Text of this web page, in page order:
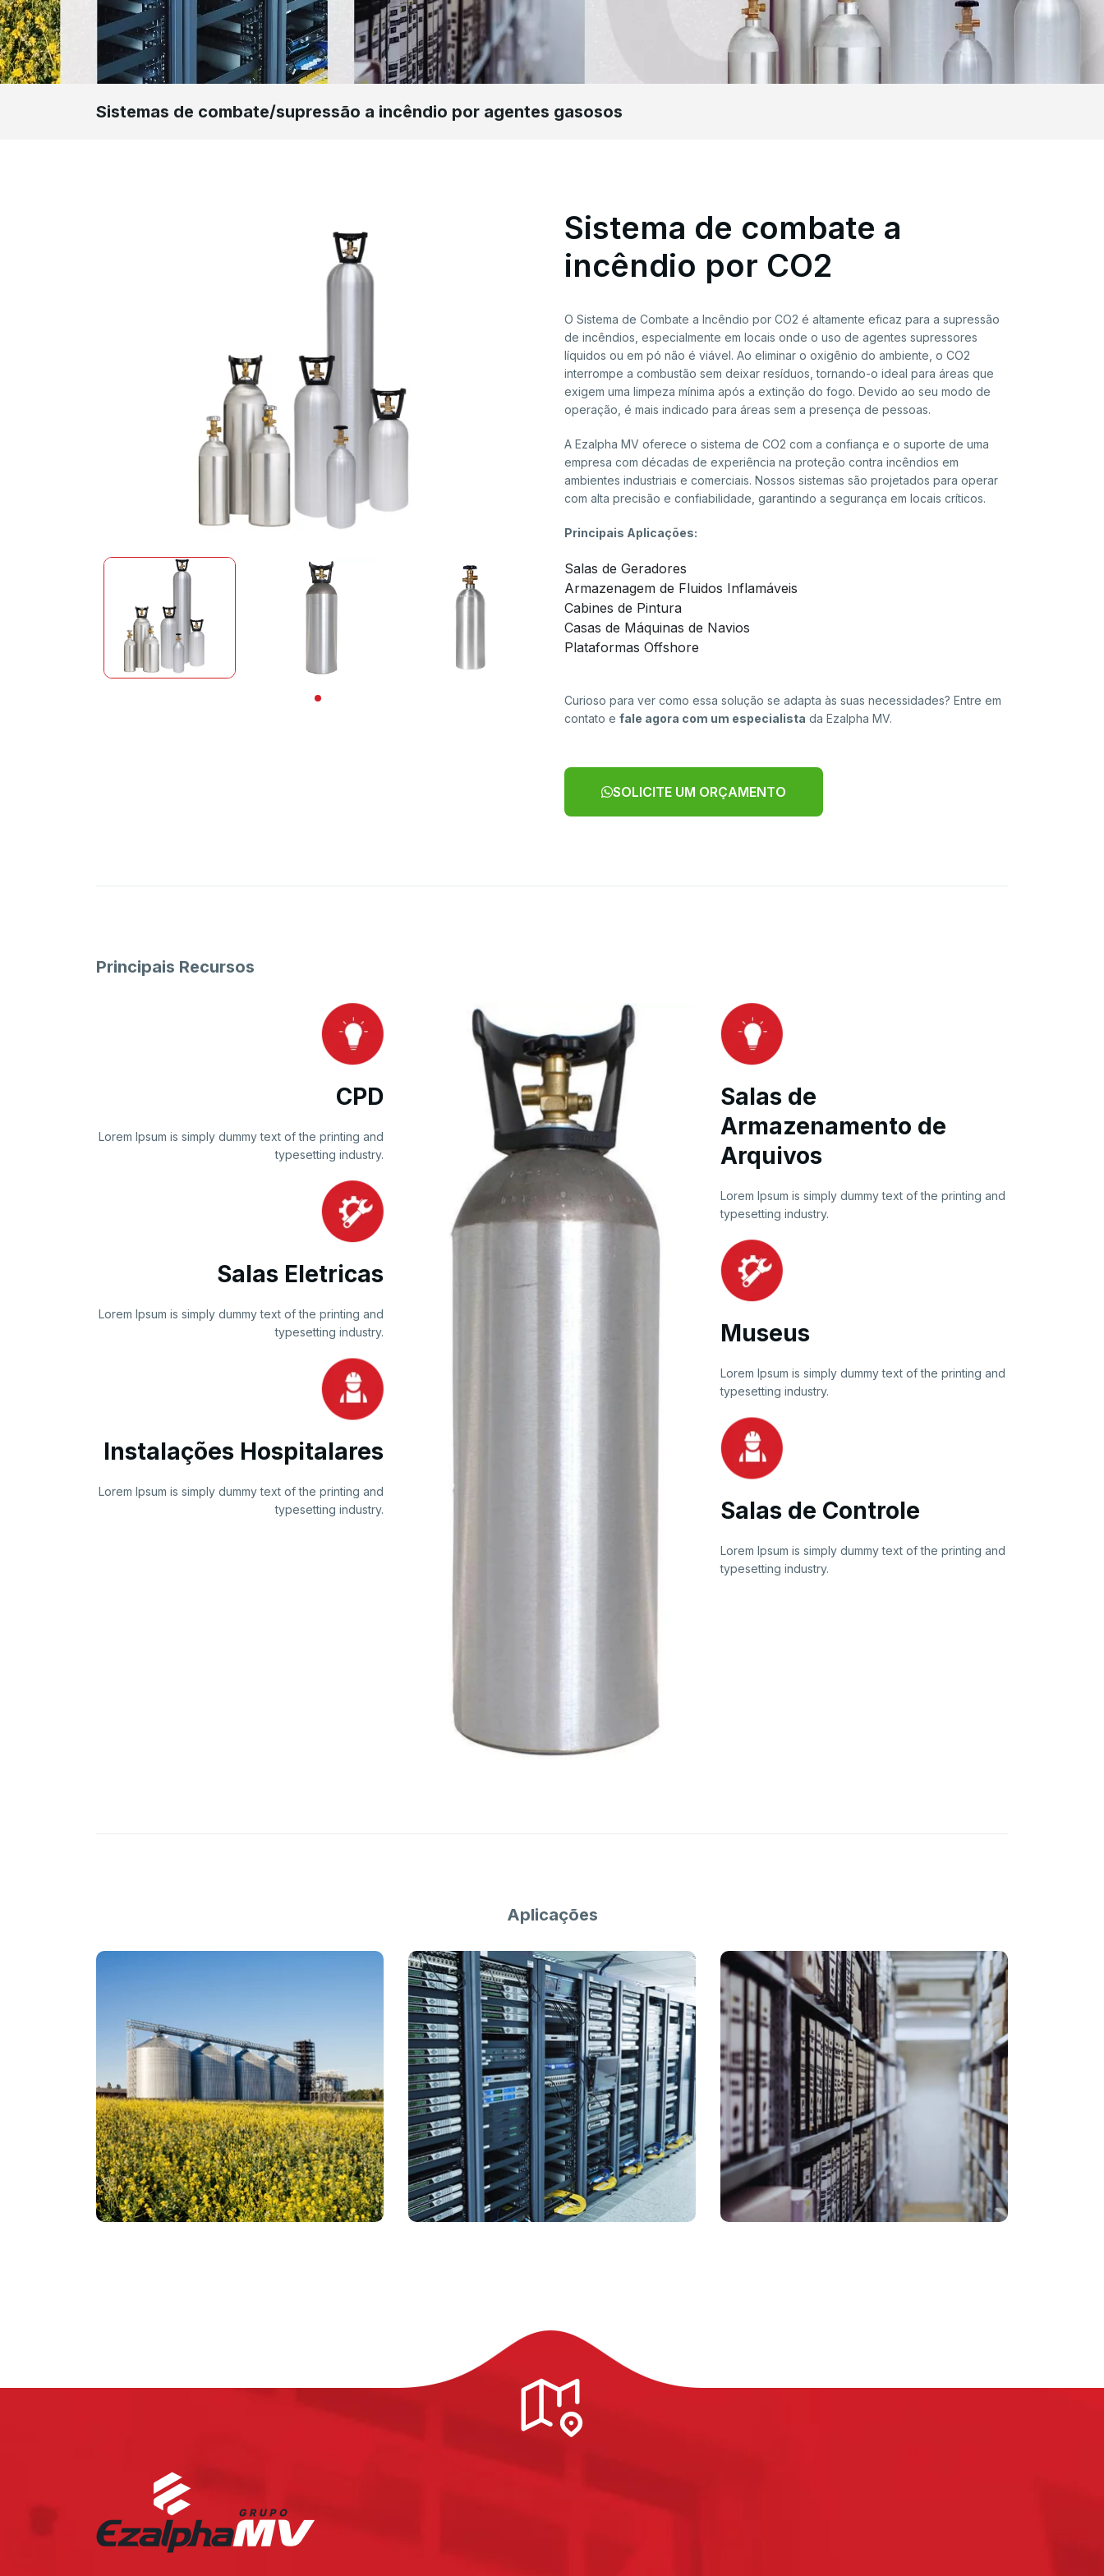
Sistemas de combate/supressão a incêndio por agentes gasosos
Sistema de combate a
incêndio por CO2
O Sistema de Combate a Incêndio por CO2 é altamente eficaz para a supressão
de incêndios, especialmente em locais onde o uso de agentes supressores
líquidos ou em pó não é viável. Ao eliminar o oxigênio do ambiente, o CO2
interrompe a combustão sem deixar resíduos, tornando-o ideal para áreas que
exigem uma limpeza mínima após a extinção do fogo. Devido ao seu modo de
operação, é mais indicado para áreas sem a presença de pessoas.
A Ezalpha MV oferece o sistema de CO2 com a confiança e o suporte de uma
empresa com décadas de experiência na proteção contra incêndios em
ambientes industriais e comerciais. Nossos sistemas são projetados para operar
com alta precisão e confiabilidade, garantindo a segurança em locais críticos.
Principais Aplicações:
Salas de Geradores
Armazenagem de Fluidos Inflamáveis
Cabines de Pintura
Casas de Máquinas de Navios
Plataformas Offshore
Curioso para ver como essa solução se adapta às suas necessidades? Entre em
contato e fale agora com um especialista da Ezalpha MV.
SOLICITE UM ORÇAMENTO
Principais Recursos
CPD
Lorem Ipsum is simply dummy text of the printing and
typesetting industry.
Salas Eletricas
Lorem Ipsum is simply dummy text of the printing and
typesetting industry.
Instalações Hospitalares
Lorem Ipsum is simply dummy text of the printing and
typesetting industry.
Salas de
Armazenamento de
Arquivos
Lorem Ipsum is simply dummy text of the printing and
typesetting industry.
Museus
Lorem Ipsum is simply dummy text of the printing and
typesetting industry.
Salas de Controle
Lorem Ipsum is simply dummy text of the printing and
typesetting industry.
Aplicações